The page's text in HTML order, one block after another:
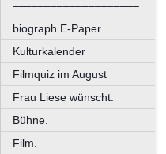
––––––––––––––––––––
biograph E-Paper
Kulturkalender
Filmquiz im August
Frau Liese wünscht.
Bühne.
Film.